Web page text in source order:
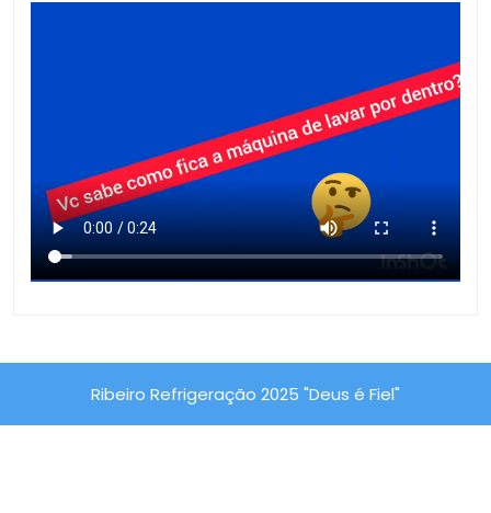
Ribeiro Refrigeração 2025 "Deus é Fiel"